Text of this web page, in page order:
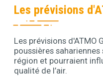
Les prévisions
Contenu
Les prévisions d'ATMO
poussières
région et pourraient
qualité de l’air.